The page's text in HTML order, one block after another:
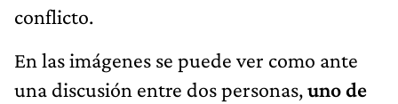
conflicto.
En las imágenes se puede ver como ante
una discusión entre dos personas,uno de